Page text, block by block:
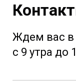
Ждем вас в
с 9 утра до